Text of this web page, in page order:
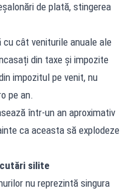
de plată, stingerea
cât veniturile anuale ale
din taxe și impozite
impozitul pe venit, nu
pe an.
într-un an aproximativ
ca aceasta să explodeze
silite
nu reprezintă singura